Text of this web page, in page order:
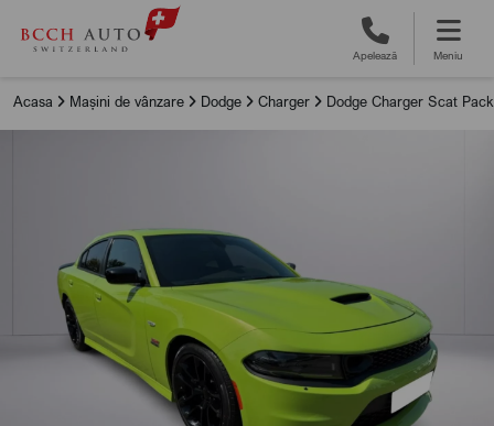
Apelează Meniu
Acasa Mașini de vânzare Dodge Charger Dodge Charger Scat Pack